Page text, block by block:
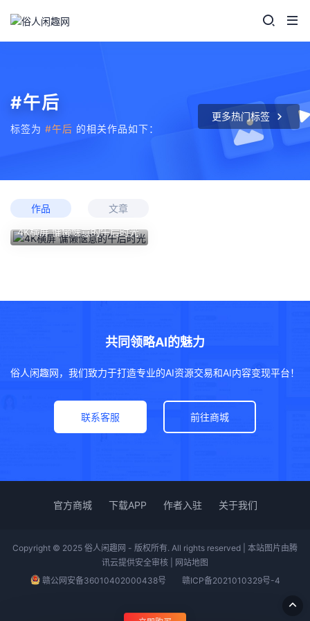
#午后
标签为 #午后 的相关作品如下：
更多热门标签
作品
文章
4K横屏 慵懒惬意的午后时光
共同领略AI的魅力
俗人闲趣网，我们致力于打造专业的AI资源交易和AI内容变现平台！
联系客服 前往商城
官方商城 下载APP 作者入驻 关于我们
Copyright © 2025 俗人闲趣网 - 版权所有. All rights reserved | 本站图片由腾
讯云提供安全审核 |
网站地图
赣公网安备36010402000438号
赣ICP备2021010329号-4